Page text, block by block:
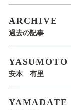
ARCHIVE
過去の記事
YASUMOTO
安本 有里
YAMADATE